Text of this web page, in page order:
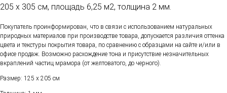
205 х 305 см, площадь 6,25 м2, толщина 2 мм.
Покупатель проинформирован, что в связи с использованием натуральных
природных материалов при производстве товара, допускается различия оттенка
цвета и текстуры покрытия товара, по сравнению с образцами на сайте и/или в
офисе продаж. Возможно расхождение тона и присутствие незначительных
вкраплений частиц мрамора (от желтоватого, до черного).
Размер: 125 х 205 см